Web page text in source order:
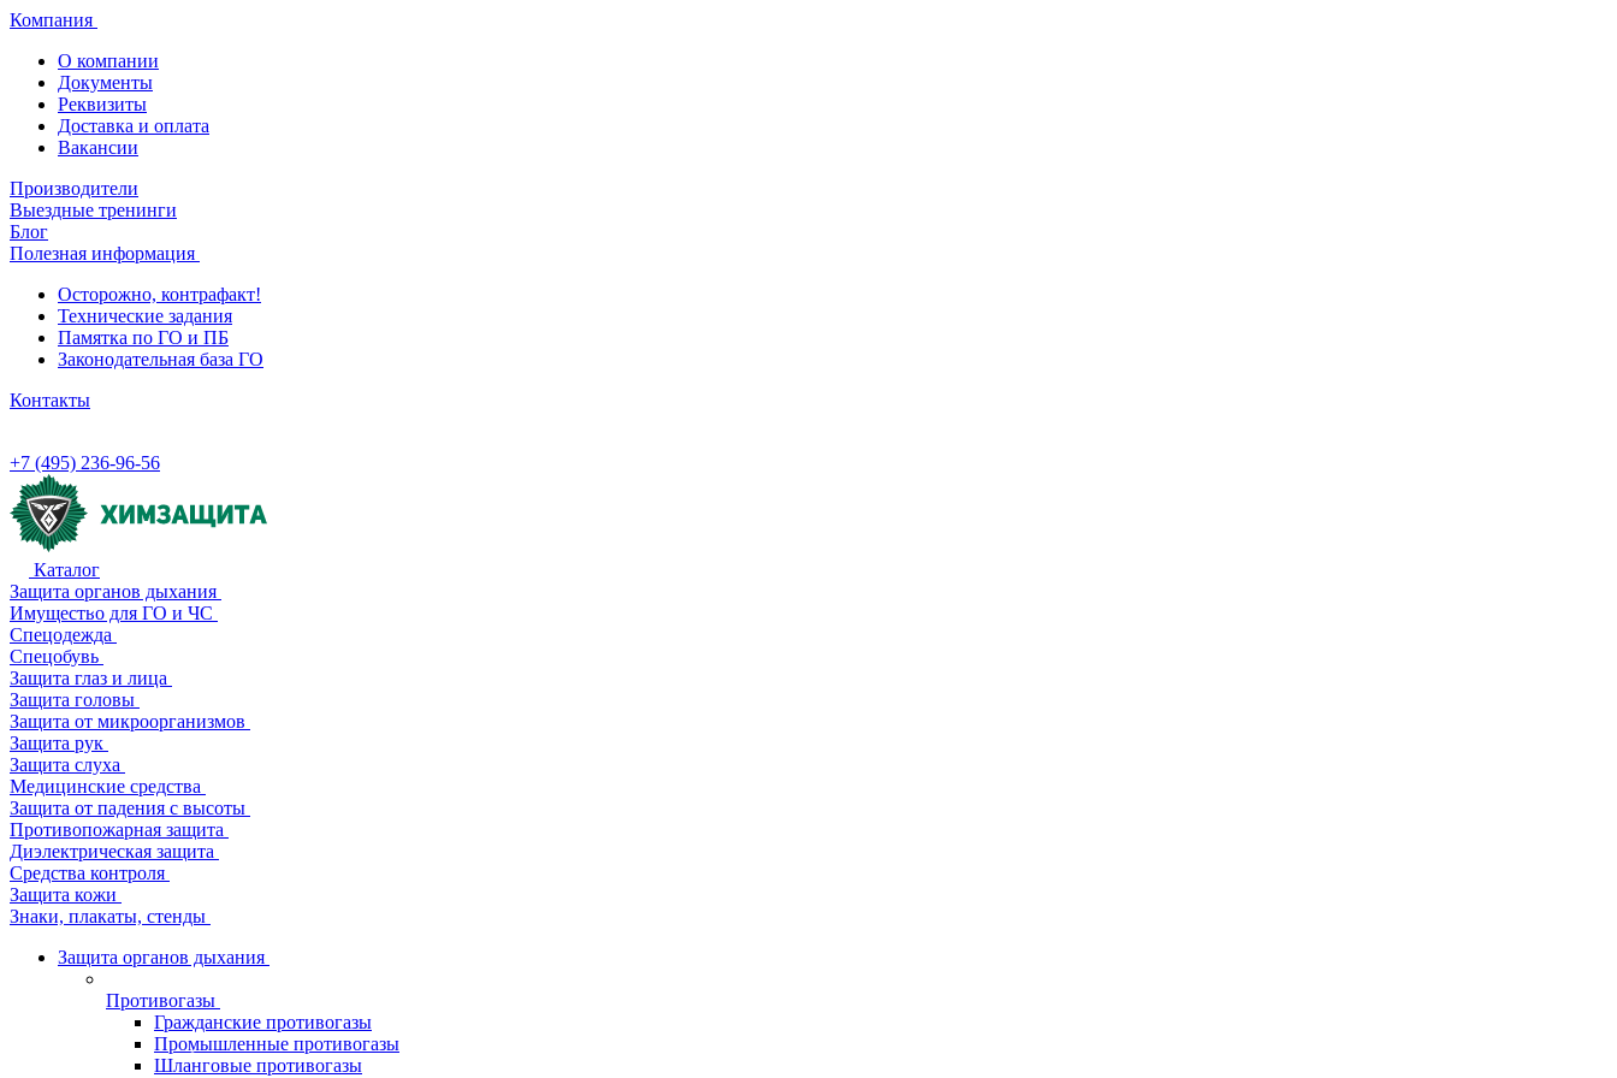
Компания
О компании
Документы
Реквизиты
Доставка и оплата
Вакансии
Производители
Выездные тренинги
Блог
Полезная информация
Осторожно, контрафакт!
Технические задания
Памятка по ГО и ПБ
Законодательная база ГО
Контакты
+7 (495) 236-96-56
Каталог
Защита органов дыхания
Имущество для ГО и ЧС
Спецодежда
Спецобувь
Защита глаз и лица
Защита головы
Защита от микроорганизмов
Защита рук
Защита слуха
Медицинские средства
Защита от падения с высоты
Противопожарная защита
Диэлектрическая защита
Средства контроля
Защита кожи
Знаки, плакаты, стенды
Защита органов дыхания
Противогазы
Гражданские противогазы
Промышленные противогазы
Шланговые противогазы